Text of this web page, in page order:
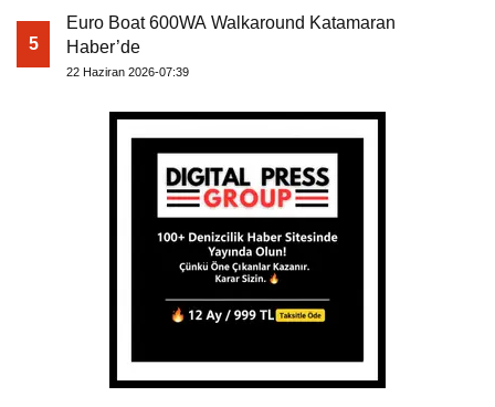
5
Euro Boat 600WA Walkaround Katamaran
Haber’de
22 Haziran 2026-07:39